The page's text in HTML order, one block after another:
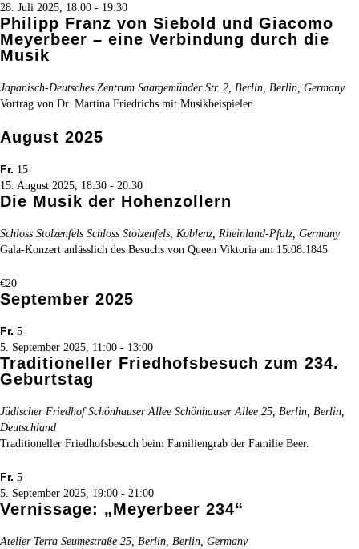
28. Juli 2025, 18:00 - 19:30
Philipp Franz von Siebold und Giacomo
Meyerbeer – eine Verbindung durch die
Musik
Japanisch-Deutsches Zentrum Saargemünder Str. 2, Berlin, Berlin, Germany
Vortrag von Dr. Martina Friedrichs mit Musikbeispielen
August 2025
Fr. 15
15. August 2025, 18:30 - 20:30
Die Musik der Hohenzollern
Schloss Stolzenfels Schloss Stolzenfels, Koblenz, Rheinland-Pfalz, Germany
Gala-Konzert anlässlich des Besuchs von Queen Viktoria am 15.08.1845
€20
September 2025
Fr. 5
5. September 2025, 11:00 - 13:00
Traditioneller Friedhofsbesuch zum 234.
Geburtstag
Jüdischer Friedhof Schönhauser Allee Schönhauser Allee 25, Berlin, Berlin,
Deutschland
Traditioneller Friedhofsbesuch beim Familiengrab der Familie Beer.
Fr. 5
5. September 2025, 19:00 - 21:00
Vernissage: „Meyerbeer 234“
Atelier Terra Seumestraße 25, Berlin, Berlin, Germany